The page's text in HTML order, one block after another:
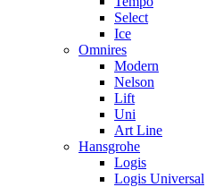
Select
Ice
Omnires
Modern
Nelson
Lift
Uni
Art Line
Hansgrohe
Logis
Logis Universal